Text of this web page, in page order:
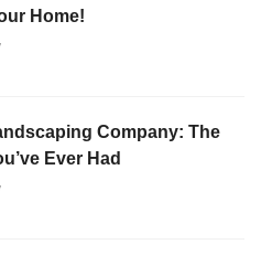
Home!
Company: The
Ever Had